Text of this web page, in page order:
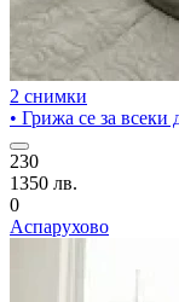
2 снимки
• Грижа се за всеки
230
1350 лв.
0
Аспарухово